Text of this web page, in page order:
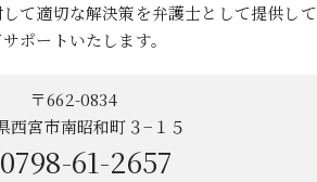
て適切な解決策を弁護士として提供し
ポートいたします。
〒662-0834
西宮市南昭和町３−１５
0798-61-2657